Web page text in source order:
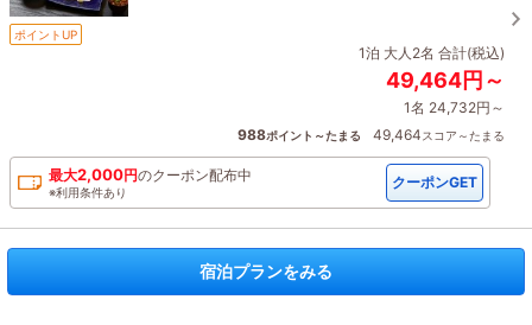
ポイントUP
1泊 大人2名 合計(税込)
49,464円～
1名 24,732円～
988ポイント～たまる 49,464スコア～たまる
最大2,000円のクーポン配布中
※利用条件あり
クーポンGET
宿泊プランをみる